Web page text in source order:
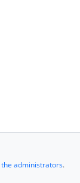
the administrators.